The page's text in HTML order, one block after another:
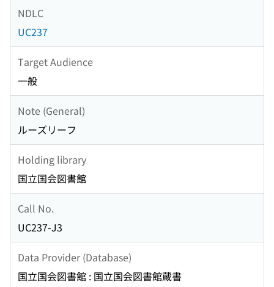
NDLC
UC237
Target Audience
一般
Note (General)
ルーズリーフ
Holding library
国立国会図書館
Call No.
UC237-J3
Data Provider (Database)
国立国会図書館 : 国立国会図書館蔵書